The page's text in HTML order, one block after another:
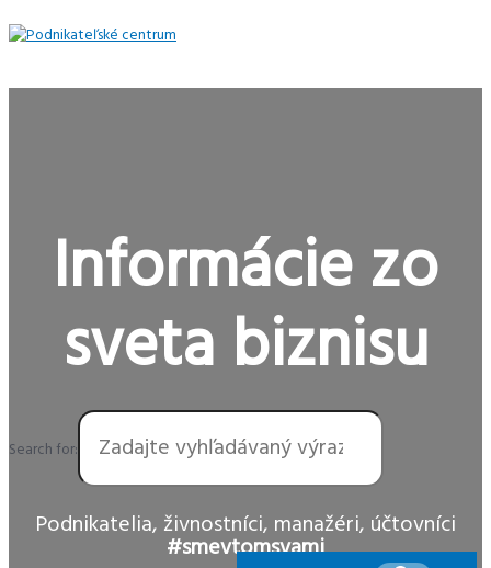
Preskočiť
na
Menu
Informácie zo
sveta biznisu
Search for:
Podnikatelia, živnostníci, manažéri, účtovníci
#smevtomsvami